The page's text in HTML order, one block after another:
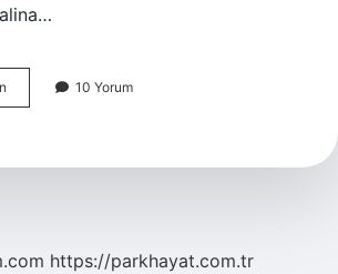
Sardalya
Diğer
10 Yorum
https://parkhayat.com.tr